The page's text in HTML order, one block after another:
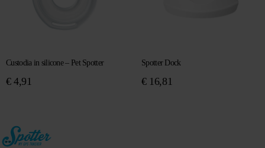
Custodia in silicone – Pet Spotter
€4,91
Spotter Dock
€16,81